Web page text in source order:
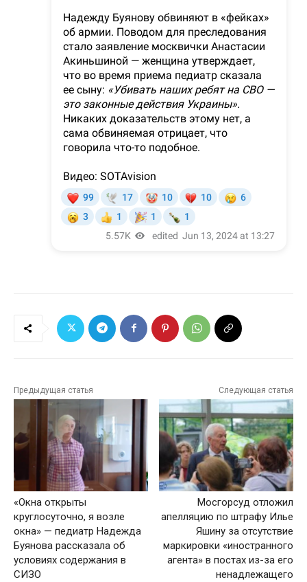
Предыдущая статья
«Окна открыты
круглосуточно, я возле
окна» — педиатр Надежда
Буянова рассказала об
условиях содержания в
СИЗО
Следующая статья
Мосгорсуд отложил
апелляцию по штрафу Илье
Яшину за отсутствие
маркировки «иностранного
агента» в постах из-за его
ненадлежащего